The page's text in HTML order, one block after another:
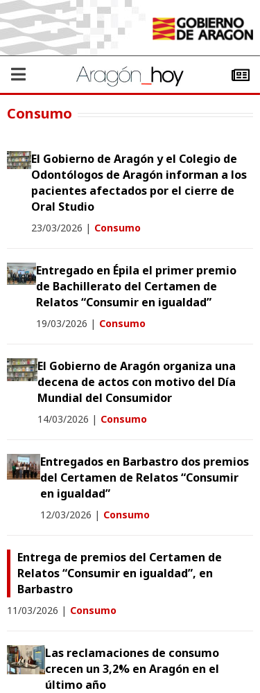
Consumo
El Gobierno de Aragón y el Colegio de
Odontólogos de Aragón informan a los
pacientes afectados por el cierre de
Oral Studio
23/03/2026 | Consumo
Entregado en Épila el primer premio
de Bachillerato del Certamen de
Relatos “Consumir en igualdad”
19/03/2026 | Consumo
El Gobierno de Aragón organiza una
decena de actos con motivo del Día
Mundial del Consumidor
14/03/2026 | Consumo
Entregados en Barbastro dos premios
del Certamen de Relatos “Consumir
en igualdad”
12/03/2026 | Consumo
Entrega de premios del Certamen de
Relatos “Consumir en igualdad”, en
Barbastro
11/03/2026 | Consumo
Las reclamaciones de consumo
crecen un 3,2% en Aragón en el
último año